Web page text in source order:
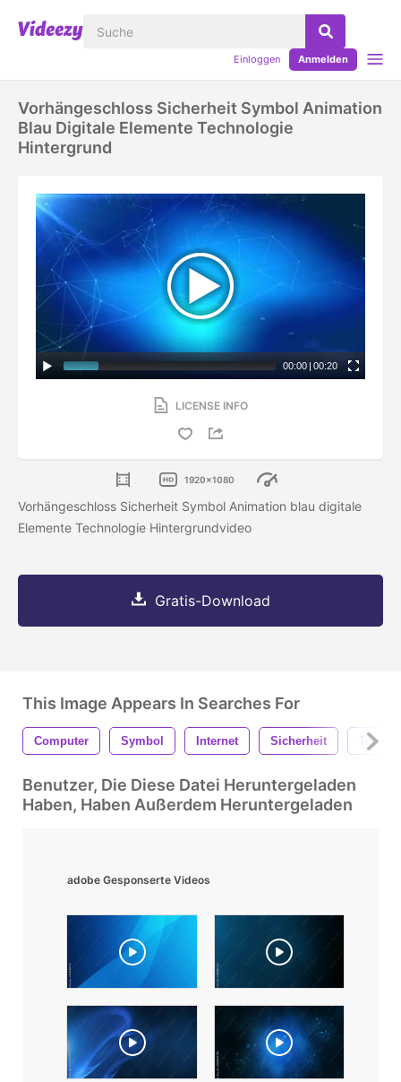
Einloggen Anmelden
Vorhängeschloss Sicherheit Symbol Animation
Blau Digitale Elemente Technologie
Hintergrund
00:00 | 00:20
LICENSE INFO
1920x1080
Vorhängeschloss Sicherheit Symbol Animation blau digitale
Elemente Technologie Hintergrundvideo
Gratis-Download
This Image Appears In Searches For
Computer Symbol Internet Sicherheit
Benutzer, Die Diese Datei Heruntergeladen
Haben, Haben Außerdem Heruntergeladen
adobe Gesponserte Videos